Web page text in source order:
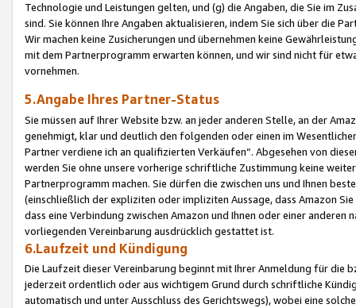
Technologie und Leistungen gelten, und (g) die Angaben, die Sie im
sind. Sie können Ihre Angaben aktualisieren, indem Sie sich über die
Wir machen keine Zusicherungen und übernehmen keine
mit dem Partnerprogramm erwarten können, und wir sind nicht für
vornehmen.
5.Angabe Ihres Partner-Status
Sie müssen auf Ihrer Website bzw. an jeder anderen Stelle, an der
genehmigt, klar und deutlich den folgenden oder einen im
Partner verdiene ich an qualifizierten Verkäufen“. Abgesehen von
werden Sie ohne unsere vorherige schriftliche Zustimmung keine
Partnerprogramm machen. Sie dürfen die zwischen uns und Ihnen
(einschließlich der expliziten oder impliziten Aussage, dass Amazon
dass eine Verbindung zwischen Amazon und Ihnen oder einer
vorliegenden Vereinbarung ausdrücklich gestattet ist.
6.Laufzeit und Kündigung
Die Laufzeit dieser Vereinbarung beginnt mit Ihrer Anmeldung für die
jederzeit ordentlich oder aus wichtigem Grund durch schriftliche
automatisch und unter Ausschluss des Gerichtswegs), wobei eine